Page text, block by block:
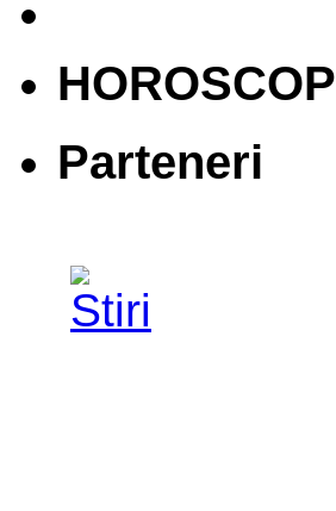
HOROSCOP
Parteneri